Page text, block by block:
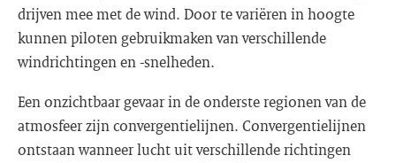
drijven mee met de wind. Door te variëren in hoogte
kunnen piloten gebruikmaken van verschillende
windrichtingen en -snelheden.
Een onzichtbaar gevaar in de onderste regionen van de
atmosfeer zijn convergentielijnen. Convergentielijnen
ontstaan wanneer lucht uit verschillende richtingen